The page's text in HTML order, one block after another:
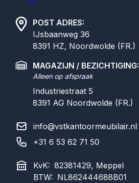
POST ADRES:
IJsbaanweg 36
8391 HZ, Noordwolde (FR.)
MAGAZIJN / BEZICHTIGING:
Alleen op afspraak
Industriestraat 5
8391 AG Noordwolde (FR.)
info@vstkantoormeubilair.nl
+31 6 53 62 71 50
KvK: 82381429, Meppel
BTW: NL862444688B01